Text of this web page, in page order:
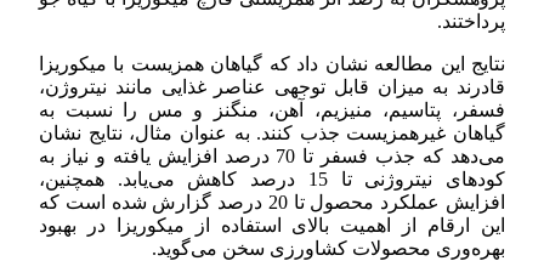
پرداختند.
نتایج این مطالعه نشان داد که گیاهان همزیست با میکوریزا
قادرند به میزان قابل توجهی عناصر غذایی مانند نیتروژن،
فسفر، پتاسیم، منیزیم، آهن، منگنز و مس را نسبت به
گیاهان غیرهمزیست جذب کنند. به عنوان مثال، نتایج نشان
می‌دهد که جذب فسفر تا 70 درصد افزایش یافته و نیاز به
کودهای نیتروژنی تا 15 درصد کاهش می‌یابد. همچنین،
افزایش عملکرد محصول تا 20 درصد گزارش شده است که
این ارقام از اهمیت بالای استفاده از میکوریزا در بهبود
بهره‌وری محصولات کشاورزی سخن می‌گوید.